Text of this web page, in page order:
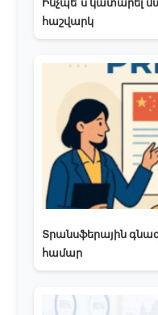
հաշվարկ
Տրանսֆերային
համար